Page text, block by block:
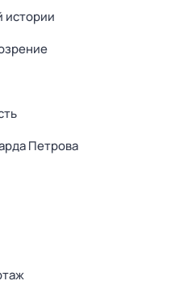
истории
Петрова